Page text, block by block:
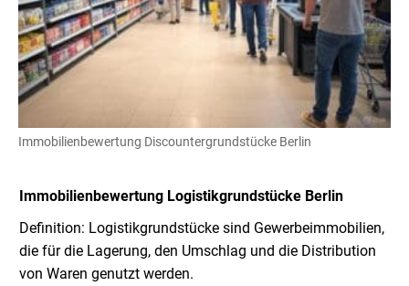
Immobilienbewertung Discountergrundstücke Berlin
Immobilienbewertung Logistikgrundstücke Berlin
Definition: Logistikgrundstücke sind Gewerbeimmobilien,
die für die Lagerung, den Umschlag und die Distribution
von Waren genutzt werden.